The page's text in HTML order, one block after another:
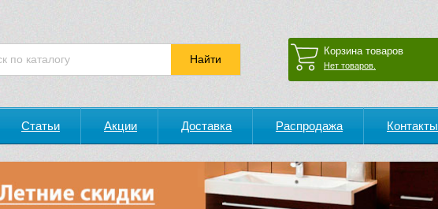
Корзина товаров
Нет товаров.
Статьи Акции Доставка Распродажа Контакты